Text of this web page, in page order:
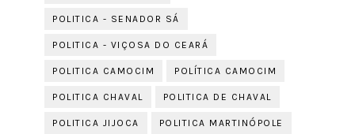
POLITICA - SENADOR SÁ
POLITICA - VIÇOSA DO CEARÁ
POLITICA CAMOCIM POLÍTICA CAMOCIM
POLITICA CHAVAL POLITICA DE CHAVAL
POLITICA JIJOCA POLITICA MARTINÓPOLE